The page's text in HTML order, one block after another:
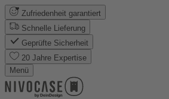
Zufriedenheit garantiert
Schnelle Lieferung
Geprüfte Sicherheit
20 Jahre Expertise
Menü